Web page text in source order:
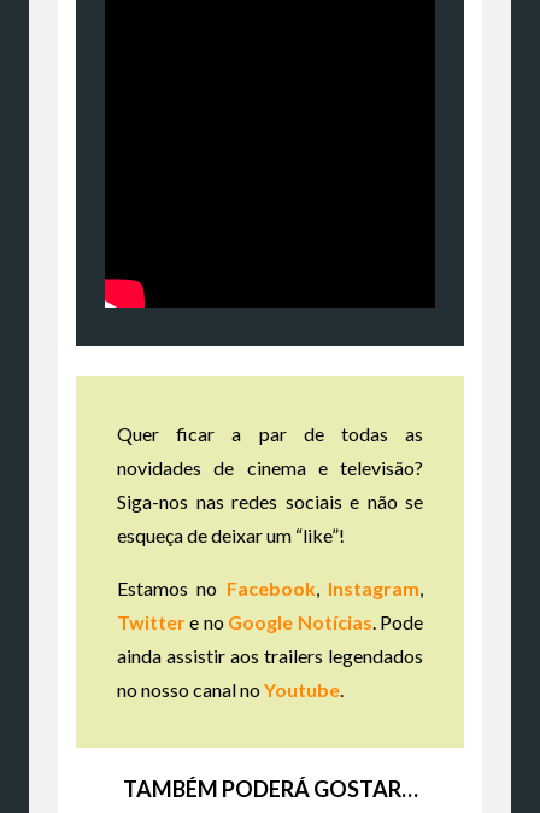
Quer ficar a par de todas as
novidades de cinema e televisão?
Siga-nos nas redes sociais e não se
esqueça de deixar um “like”!
Estamos no Facebook, Instagram
Twittere no Google Notícias . Pode
ainda assistir aos trailers legendados
no nosso canal noYoutube
TAMBÉM PODERÁ GOSTAR…